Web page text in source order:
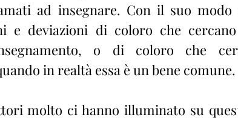
ad insegnare. Con il suo modo
e deviazioni di coloro che
o di coloro che
in realtà essa è un bene comune.
molto ci hanno illuminato su